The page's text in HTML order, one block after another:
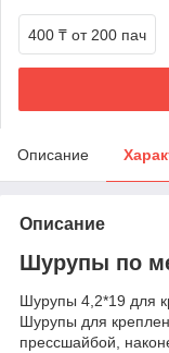
400 ₸ от 200 пач
Описание
Описание
Шурупы по
Шурупы 4,2*19 для
Шурупы для
прессшайбой,